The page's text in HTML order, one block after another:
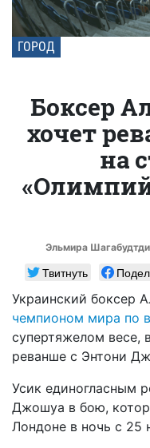
ГОРОД
Боксер
хочет
на
Эльмира
Твитнуть
Украинский боксер
чемпионом мира по
супертяжелом весе,
реванше с Энтони
Усик единогласным
Джошуа в бою,
Лондоне в ночь с 25